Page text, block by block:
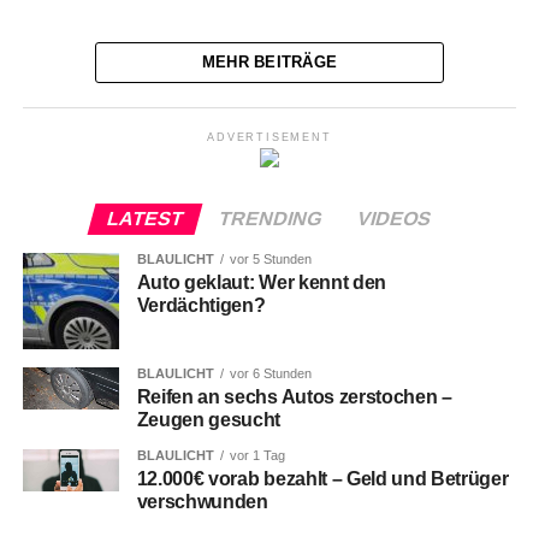
MEHR BEITRÄGE
ADVERTISEMENT
LATEST TRENDING VIDEOS
BLAULICHT vor 5 Stunden
Auto geklaut: Wer kennt den
Verdächtigen?
BLAULICHT vor 6 Stunden
Reifen an sechs Autos zerstochen –
Zeugen gesucht
BLAULICHT vor 1 Tag
12.000€ vorab bezahlt – Geld und Betrüger
verschwunden